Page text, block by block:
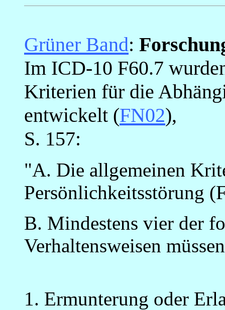
Grüner Band:
Im ICD-10 F60.7
Kriterien für die
entwickelt (FN02),
S. 157:
"A. Die allgemeinen
Persönlichkeitsstörung
B. Mindestens vier der
Verhaltensweisen
Ermunterung oder